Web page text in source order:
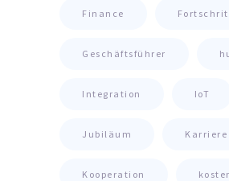
Finance
Geschäftsführer
Integration IoT
Jubiläum Karriere
Kooperation